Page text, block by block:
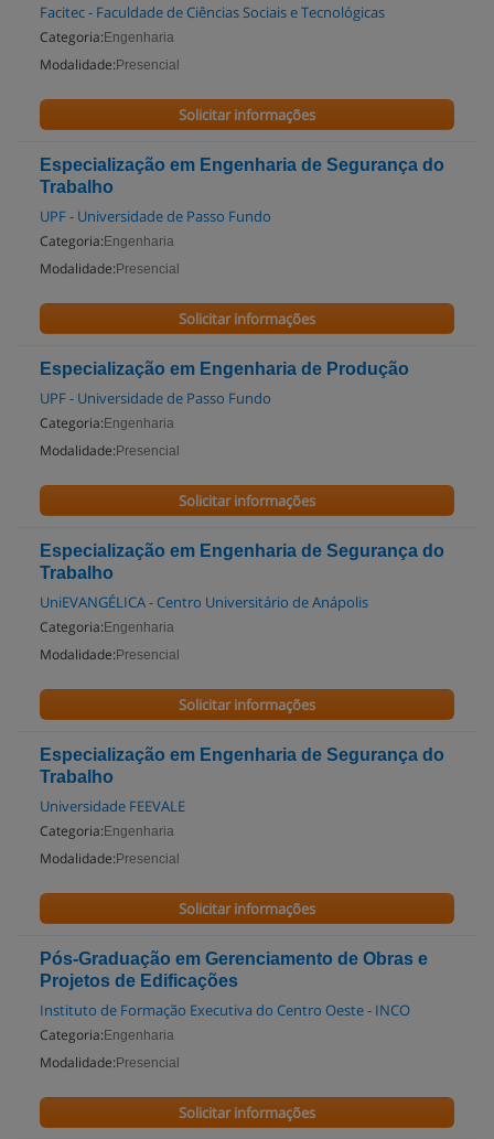
Facitec - Faculdade de Ciências Sociais e Tecnológicas
Categoria: Engenharia
Modalidade: Presencial
Solicitar informações
Especialização em Engenharia de Segurança do
Trabalho
UPF - Universidade de Passo Fundo
Categoria: Engenharia
Modalidade: Presencial
Solicitar informações
Especialização em Engenharia de Produção
UPF - Universidade de Passo Fundo
Categoria: Engenharia
Modalidade: Presencial
Solicitar informações
Especialização em Engenharia de Segurança do
Trabalho
UniEVANGÉLICA - Centro Universitário de Anápolis
Categoria: Engenharia
Modalidade: Presencial
Solicitar informações
Especialização em Engenharia de Segurança do
Trabalho
Universidade FEEVALE
Categoria: Engenharia
Modalidade: Presencial
Solicitar informações
Pós-Graduação em Gerenciamento de Obras e
Projetos de Edificações
Instituto de Formação Executiva do Centro Oeste - INCO
Categoria: Engenharia
Modalidade: Presencial
Solicitar informações